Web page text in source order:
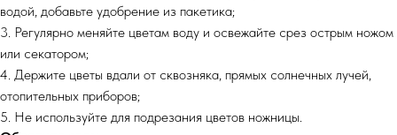
водой, добавьте удобрение из пакетика;
3. Регулярно меняйте цветам воду и освежайте срез острым ножом
или секатором;
4. Держите цветы вдали от сквозняка, прямых солнечных лучей,
отопительных приборов;
5. Не используйте для подрезания цветов ножницы.